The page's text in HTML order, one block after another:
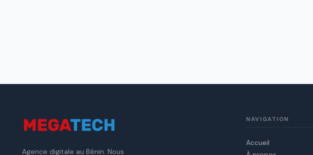
Agence digitale au Bénin. Nous
NAVIGATION
Accueil